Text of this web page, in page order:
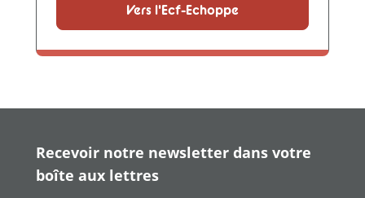
Vers l'Ecf-Echoppe
Recevoir notre newsletter dans votre
boîte aux lettres